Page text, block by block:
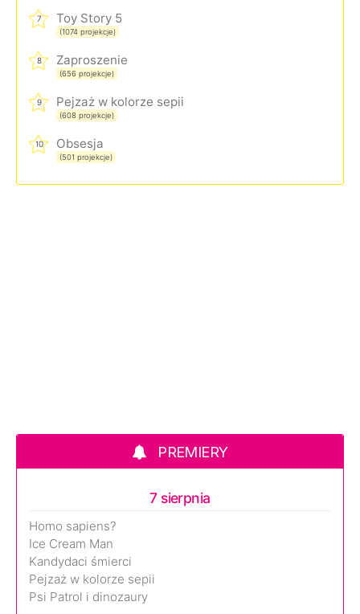
7 Toy Story 5
(1074 projekcje)
8 Zaproszenie
(656 projekcje)
9 Pejzaż w kolorze sepii
(608 projekcje)
10 Obsesja
(501 projekcje)
PREMIERY
7 sierpnia
Homo sapiens?
Ice Cream Man
Kandydaci śmierci
Pejzaż w kolorze sepii
Psi Patrol i dinozaury